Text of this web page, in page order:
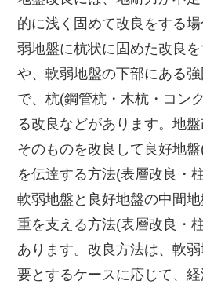
的に浅く固めて改良をする
弱地盤に杭状に固めた改良
や、軟弱地盤の下部にある
で、杭(鋼管杭・木杭・コン
る改良などがあります。地
そのものを改良して良好地
を伝達する方法(表層改良・
軟弱地盤と良好地盤の中間
重を支える方法(表層改良・
あります。改良方法は、軟
要とするケースに応じて、